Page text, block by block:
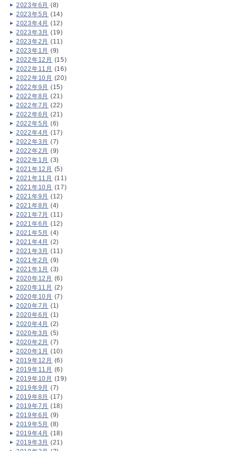
2023年6月 (8)
2023年5月 (14)
2023年4月 (12)
2023年3月 (19)
2023年2月 (11)
2023年1月 (9)
2022年12月 (15)
2022年11月 (16)
2022年10月 (20)
2022年9月 (15)
2022年8月 (21)
2022年7月 (22)
2022年6月 (21)
2022年5月 (6)
2022年4月 (17)
2022年3月 (7)
2022年2月 (9)
2022年1月 (3)
2021年12月 (5)
2021年11月 (11)
2021年10月 (17)
2021年9月 (12)
2021年8月 (4)
2021年7月 (11)
2021年6月 (12)
2021年5月 (4)
2021年4月 (2)
2021年3月 (11)
2021年2月 (9)
2021年1月 (3)
2020年12月 (6)
2020年11月 (2)
2020年10月 (7)
2020年7月 (1)
2020年6月 (1)
2020年4月 (2)
2020年3月 (5)
2020年2月 (7)
2020年1月 (10)
2019年12月 (6)
2019年11月 (6)
2019年10月 (19)
2019年9月 (7)
2019年8月 (17)
2019年7月 (18)
2019年6月 (9)
2019年5月 (8)
2019年4月 (18)
2019年3月 (21)